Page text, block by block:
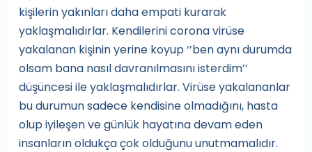
kişilerin yakınları daha empati kurarak
yaklaşmalıdırlar. Kendilerini corona virüse
yakalanan kişinin yerine koyup ‘’ben aynı durumda
olsam bana nasıl davranılmasını isterdim’’
düşüncesi ile yaklaşmalıdırlar. Virüse yakalananlar
bu durumun sadece kendisine olmadığını, hasta
olup iyileşen ve günlük hayatına devam eden
insanların oldukça çok olduğunu unutmamalıdır.